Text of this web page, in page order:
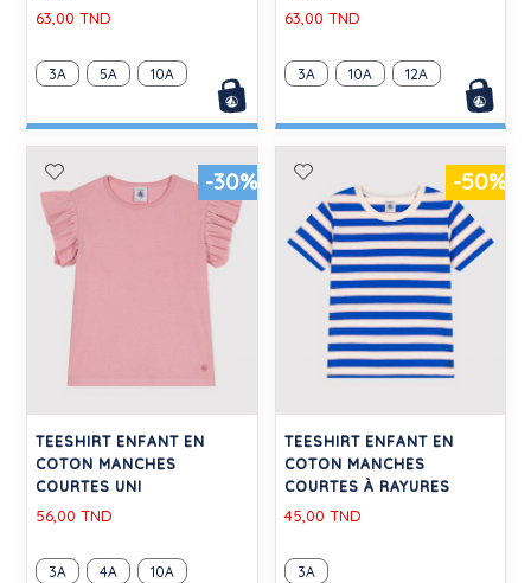
63,00 TND
3A 5A 10A
63,00 TND
3A 10A 12A
-30%
TEESHIRT ENFANT EN
COTON MANCHES
COURTES UNI
56,00 TND
3A 4A
10A
-50%
TEESHIRT ENFANT EN
COTON MANCHES
COURTES À RAYURES
45,00 TND
3A